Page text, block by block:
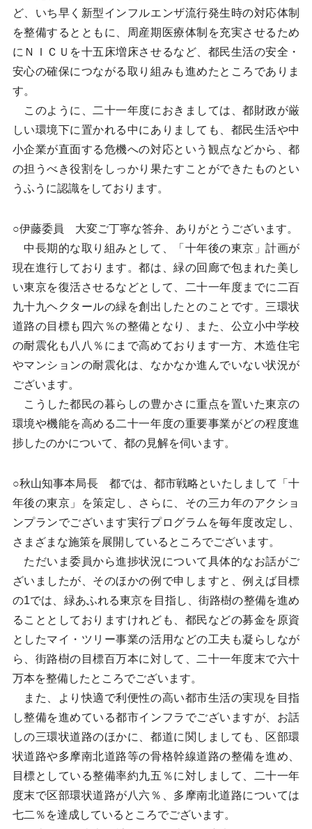
ど、いち早く新型インフルエンザ流行発生時の対応体制
を整備するとともに、周産期医療体制を充実させるため
にＮＩＣＵを十五床増床させるなど、都民生活の安全・
安心の確保につながる取り組みも進めたところでありま
す。
このように、二十一年度におきましては、都財政が厳
しい環境下に置かれる中にありましても、都民生活や中
小企業が直面する危機への対応という観点などから、都
の担うべき役割をしっかり果たすことができたものとい
うふうに認識をしております。
○伊藤委員 大変ご丁寧な答弁、ありがとうございます。
中長期的な取り組みとして、「十年後の東京」計画が
現在進行しております。都は、緑の回廊で包まれた美し
い東京を復活させるなどとして、二十一年度までに二百
九十九ヘクタールの緑を創出したとのことです。三環状
道路の目標も四六％の整備となり、また、公立小中学校
の耐震化も八八％にまで高めております一方、木造住宅
やマンションの耐震化は、なかなか進んでいない状況が
ございます。
こうした都民の暮らしの豊かさに重点を置いた東京の
環境や機能を高める二十一年度の重要事業がどの程度進
捗したのかについて、都の見解を伺います。
○秋山知事本局長 都では、都市戦略といたしまして「十
年後の東京」を策定し、さらに、その三カ年のアクショ
ンプランでございます実行プログラムを毎年度改定し、
さまざまな施策を展開しているところでございます。
ただいま委員から進捗状況について具体的なお話がご
ざいましたが、そのほかの例で申しますと、例えば目標
の1では、緑あふれる東京を目指し、街路樹の整備を進め
ることとしておりますけれども、都民などの募金を原資
としたマイ・ツリー事業の活用などの工夫も凝らしなが
ら、街路樹の目標百万本に対して、二十一年度末で六十
万本を整備したところでございます。
また、より快適で利便性の高い都市生活の実現を目指
し整備を進めている都市インフラでございますが、お話
しの三環状道路のほかに、都道に関しましても、区部環
状道路や多摩南北道路等の骨格幹線道路の整備を進め、
目標としている整備率約九五％に対しまして、二十一年
度末で区部環状道路が八六％、多摩南北道路については
七二％を達成しているところでございます。